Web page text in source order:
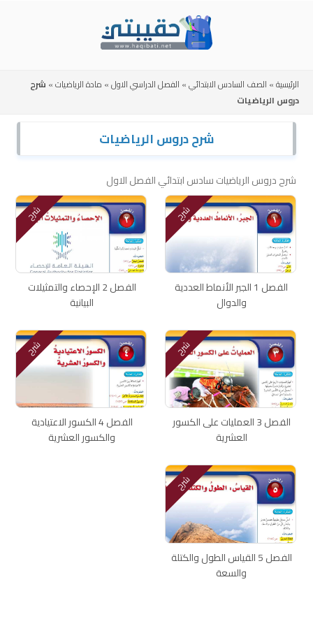
الرئيسية» الصف السادس الابتدائي» الفصل الدراسي الاول» مادة الرياضيات» شرح
دروس الرياضيات
شرح دروس الرياضيات
شرح دروس الرياضيات سادس ابتدائي الفصل الاول
شرح
الفصل 1 الجبر الأنماط العددية
والدوال
شرح
الفصل 2 الإحصاء والتمثيلات
البيانية
شرح
الفصل 3 العمليات على الكسور
العشرية
شرح
الفصل 4 الكسور الاعتيادية
والكسور العشرية
شرح
الفصل 5 القياس الطول والكتلة
والسعة